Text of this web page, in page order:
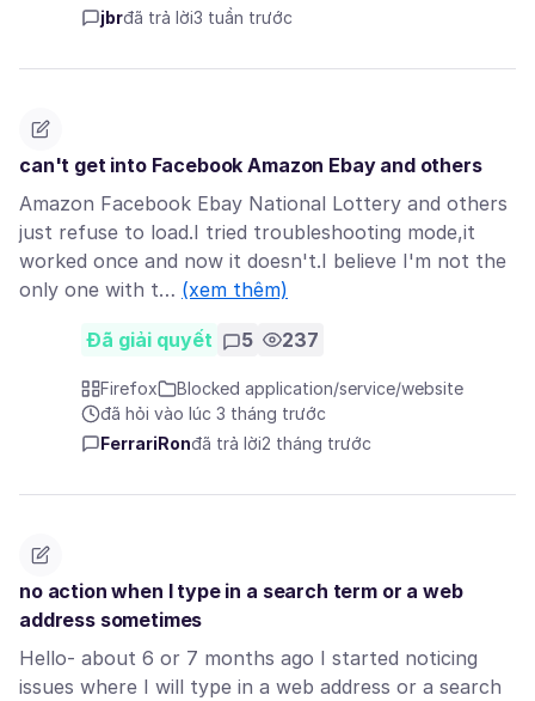
jbrđã trả lời3 tuần trước
can't get into Facebook Amazon Ebay and others
Amazon Facebook Ebay National Lottery and others
just refuse to load.I tried troubleshooting mode,it
worked once and now it doesn't.I believe I'm not the
only one with t… (xem thêm)
Đã giải quyết 5 237
Firefox
Blocked application/service/website
đã hỏi vào lúc 3 tháng trước
FerrariRonđã trả lời2 tháng trước
no action when I type in a search term or a web
address sometimes
Hello- about 6 or 7 months ago I started noticing
issues where I will type in a web address or a search